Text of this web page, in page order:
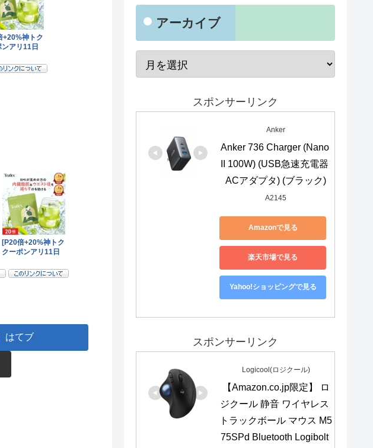
はてブ
アーカイブ
スポンサーリンク
Anker
Anker 736 Charger (Nano
II 100W) (USB急速充電器
ACアダプタ) (ブラック)
A2145
Amazonで見る
楽天市場で見る
Yahoo!ショッピングで見る
スポンサーリンク
Logicool(ロジクール)
【Amazon.co.jp限定】 ロ
ジクール 静音 ワイヤレス
トラックボール マウス M5
75SPd Bluetooth Logibolt